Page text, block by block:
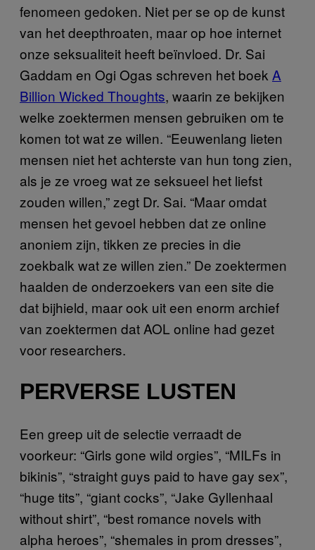
fenomeen gedoken. Niet per se op de kunst
van het deepthroaten, maar op hoe internet
onze seksualiteit heeft beïnvloed. Dr. Sai
Gaddam en Ogi Ogas schreven het boek A
Billion Wicked Thoughts, waarin ze bekijken
welke zoektermen mensen gebruiken om te
komen tot wat ze willen. “Eeuwenlang lieten
mensen niet het achterste van hun tong zien,
als je ze vroeg wat ze seksueel het liefst
zouden willen,” zegt Dr. Sai. “Maar omdat
mensen het gevoel hebben dat ze online
anoniem zijn, tikken ze precies in die
zoekbalk wat ze willen zien.” De zoektermen
haalden de onderzoekers van een site die
dat bijhield, maar ook uit een enorm archief
van zoektermen dat AOL online had gezet
voor researchers.
PERVERSE LUSTEN
Een greep uit de selectie verraadt de
voorkeur: “Girls gone wild orgies”, “MILFs in
bikinis”, “straight guys paid to have gay sex”,
“huge tits”, “giant cocks”, “Jake Gyllenhaal
without shirt”, “best romance novels with
alpha heroes”, “shemales in prom dresses”,